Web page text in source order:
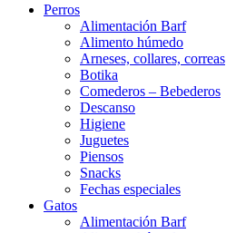
Perros
Alimentación Barf
Alimento húmedo
Arneses, collares, correas
Botika
Comederos – Bebederos
Descanso
Higiene
Juguetes
Piensos
Snacks
Fechas especiales
Gatos
Alimentación Barf